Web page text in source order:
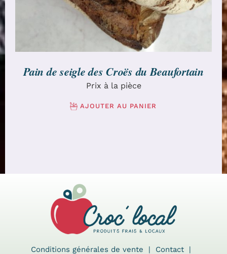
Pain de seigle des Croës du Beaufortain
Prix à la pièce
AJOUTER AU PANIER
Conditions générales de vente Contact